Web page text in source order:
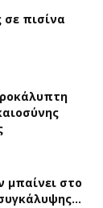
σε πισίνα
μπαίνει στο